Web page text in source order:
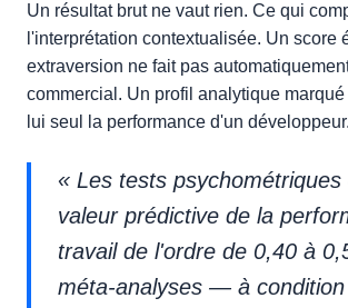
Un résultat brut ne vaut rien. Ce qui
l'interprétation contextualisée. Un score
extraversion ne fait pas
commercial. Un profil analytique
lui seul la performance d'un développeur.
« Les tests psychométriques
valeur prédictive de la
travail de l'ordre de 0,40 à
méta-analyses — à